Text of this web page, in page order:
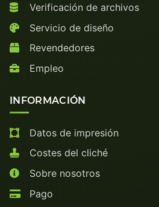
Verificación de archivos
Servicio de diseño
Revendedores
Empleo
INFORMACIÓN
Datos de impresión
Costes del cliché
Sobre nosotros
Pago